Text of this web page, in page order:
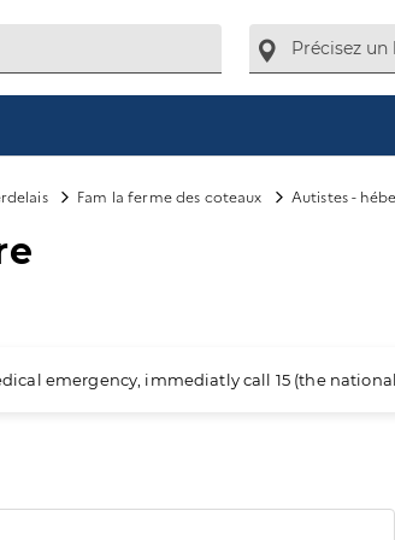
Fam la ferme des coteaux Autistes -
emergency, immediatly call 15 (the